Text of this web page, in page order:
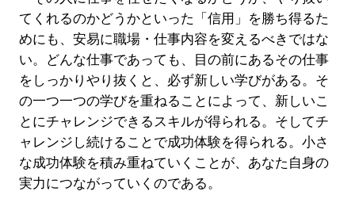
てくれるのかどうかといった「信用」を勝ち得るた
めにも、安易に職場・仕事内容を変えるべきではな
い。どんな仕事であっても、目の前にあるその仕事
をしっかりやり抜くと、必ず新しい学びがある。そ
の一つ一つの学びを重ねることによって、新しいこ
とにチャレンジできるスキルが得られる。そしてチ
ャレンジし続けることで成功体験を得られる。小さ
な成功体験を積み重ねていくことが、あなた自身の
実力につながっていくのである。